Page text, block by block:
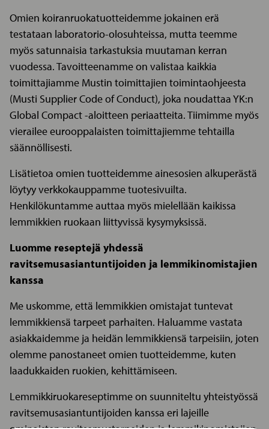
Omien koiranruokatuotteidemme jokainen erä
testataan laboratorio-olosuhteissa, mutta teemme
myös satunnaisia tarkastuksia muutaman kerran
vuodessa. Tavoitteenamme on valistaa kaikkia
toimittajiamme Mustin toimittajien toimintaohjeesta
(Musti Supplier Code of Conduct), joka noudattaa YK:n
Global Compact -aloitteen periaatteita. Tiimimme myös
vierailee eurooppalaisten toimittajiemme tehtailla
säännöllisesti.
Lisätietoa omien tuotteidemme ainesosien alkuperästä
löytyy verkkokauppamme tuotesivuilta.
Henkilökuntamme auttaa myös mielellään kaikissa
lemmikkien ruokaan liittyvissä kysymyksissä.
Luomme reseptejä yhdessä
ravitsemusasiantuntijoiden ja lemmikinomistajien
kanssa
Me uskomme, että lemmikkien omistajat tuntevat
lemmikkiensä tarpeet parhaiten. Haluamme vastata
asiakkaidemme ja heidän lemmikkiensä tarpeisiin, joten
olemme panostaneet omien tuotteidemme, kuten
laadukkaiden ruokien, kehittämiseen.
Lemmikkiruokareseptimme on suunniteltu yhteistyössä
ravitsemusasiantuntijoiden kanssa eri lajeille